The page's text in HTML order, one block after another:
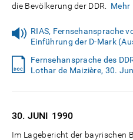
die Bevölkerung der DDR.
Mehr
RIAS, Fernsehansprache
Einführung der D-Mark
Fernsehansprache des
Lothar de Maizière, 30.
30. JUNI 1990
Im Lagebericht der bayrischen